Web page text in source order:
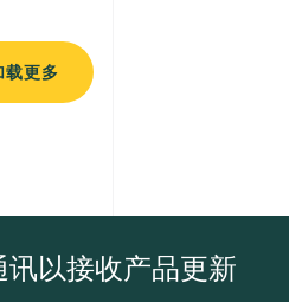
载更多
以接收产品更新